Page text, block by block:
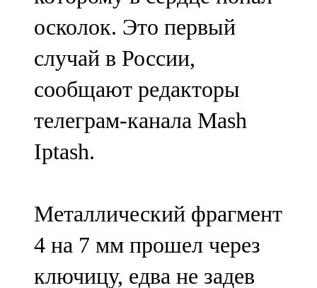
Чирмешән
107,7 FM
Чистай
103,0 FM
Чүпрәле
Шәмәрдән
102,3 FM
осколок. Это первый
случай в России,
сообщают редакторы
телеграм-канала Mash
Iptash.
Металлический фрагмент
4 на 7 мм прошел через
ключицу, едва не задев